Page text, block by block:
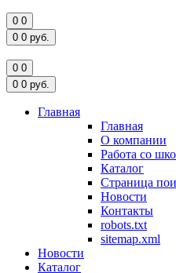
0 0
0 0 руб.
0 0
0 0 руб.
Главная
Главная
О компании
Работа со
Каталог
Страница
Новости
Контакты
robots.txt
sitemap.xml
Новости
Каталог